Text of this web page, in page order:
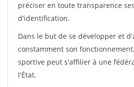
préciser en toute transparence
d'identification.
Dans le but de se développer et
constamment son
sportive peut s'affilier à une
l'État.